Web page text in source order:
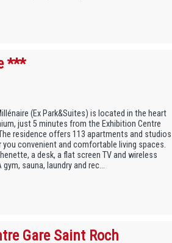
***
(Ex Park&Suites) is located in the heart
just 5 minutes from the Exhibition Centre
residence offers 113 apartments and studios
convenient and comfortable living spaces.
a desk, a flat screen TV and wireless
sauna, laundry and rec...
Gare Saint Roch